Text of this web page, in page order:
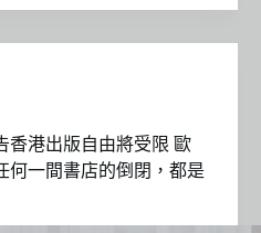
香港出版自由將受限 歐
何一間書店的倒閉，都是